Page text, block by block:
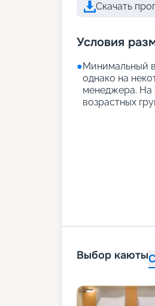
Скачать
Условия
●Минимальный
однако на
менеджера. На
возрастных
Выбор каюты